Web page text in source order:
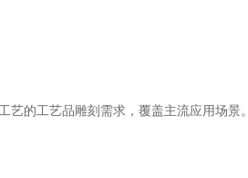
的工艺品雕刻需求，覆盖主流应用场景。